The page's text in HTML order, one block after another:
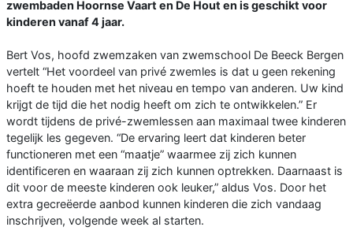
zwembaden Hoornse Vaart en De Hout en is geschikt voor
kinderen vanaf 4 jaar.
Bert Vos, hoofd zwemzaken van zwemschool De Beeck Bergen
vertelt “Het voordeel van privé zwemles is dat u geen rekening
hoeft te houden met het niveau en tempo van anderen. Uw kind
krijgt de tijd die het nodig heeft om zich te ontwikkelen.” Er
wordt tijdens de privé-zwemlessen aan maximaal twee kinderen
tegelijk les gegeven. “De ervaring leert dat kinderen beter
functioneren met een “maatje” waarmee zij zich kunnen
identificeren en waaraan zij zich kunnen optrekken. Daarnaast is
dit voor de meeste kinderen ook leuker,” aldus Vos. Door het
extra gecreëerde aanbod kunnen kinderen die zich vandaag
inschrijven, volgende week al starten.